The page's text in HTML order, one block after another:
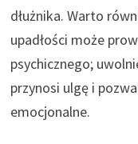
dłużnika. Warto
upadłości może
psychicznego;
przynosi ulgę i
emocjonalne.